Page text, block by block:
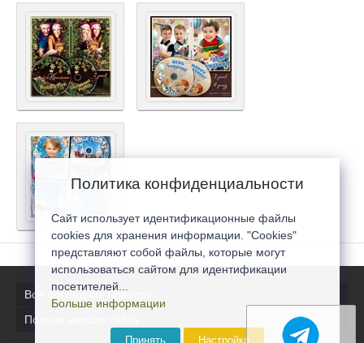
Все последние новости
Полная версия сайта
Политика конфиденциальности
Сайт использует идентификационные файлы
cookies для хранения информации. "Cookies"
представляют собой файлы, которые могут
использоваться сайтом для идентификации
посетителей...
Больше информации
Принять Настройка